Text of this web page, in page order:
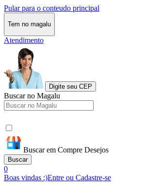
Pular para o conteudo principal
Tem no magalu
Atendimento
Digite seu CEP
Buscar no Magalu
Buscar em Compre Desejos
Buscar
0
Boas vindas :)Entre ou Cadastre-se